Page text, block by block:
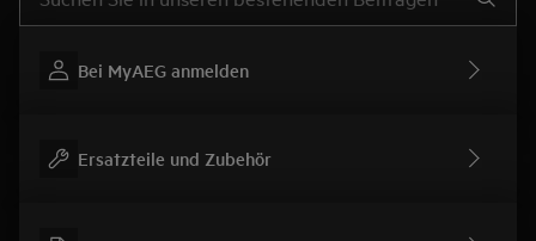
Bei MyAEG anmelden
Ersatzteile und Zubehör